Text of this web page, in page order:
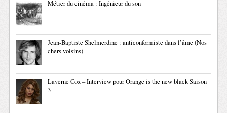
Métier du cinéma : Ingénieur du son
Jean-Baptiste Shelmerdine : anticonformiste dans l’âme (Nos
chers voisins)
Laverne Cox – Interview pour Orange is the new black Saison
3